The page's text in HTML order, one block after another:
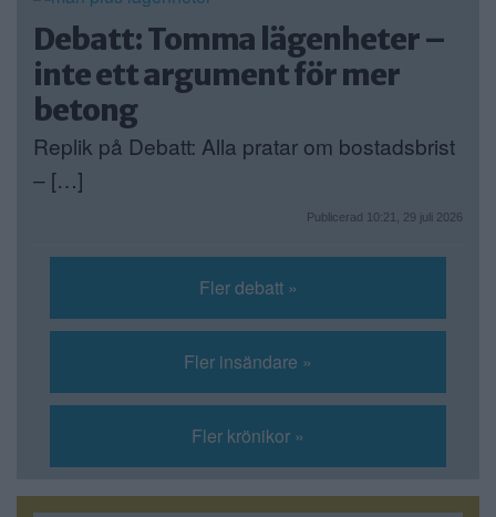
Debatt: Tomma lägenheter –
inte ett argument för mer
betong
Replik på Debatt: Alla pratar om bostadsbrist
– […]
Publicerad 10:21, 29 juli 2026
Fler debatt »
Fler insändare »
Fler krönikor »